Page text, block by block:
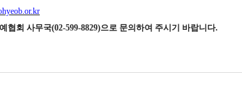
협회 사무국(02-599-8829)으로 문의하여 주시기 바랍니다.